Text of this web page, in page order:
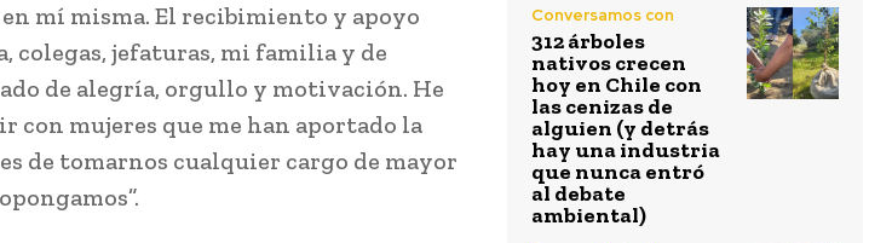
mí misma. El recibimiento y apoyo
colegas, jefaturas, mi familia y de
de alegría, orgullo y motivación. He
con mujeres que me han aportado la
de tomarnos cualquier cargo de mayor
Conversamos con
312 árboles
nativos crecen
hoy en Chile con
las cenizas de
alguien (y detrás
hay una industria
que nunca entró
al debate
ambiental)